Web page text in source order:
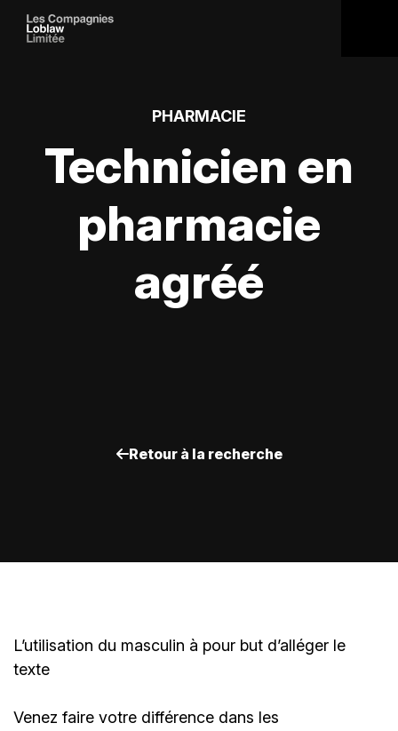
PHARMACIE
Technicien en
pharmacie
agréé
Retour à la recherche
L’utilisation du masculin à pour but d’alléger le
texte
Venez faire votre différence dans les